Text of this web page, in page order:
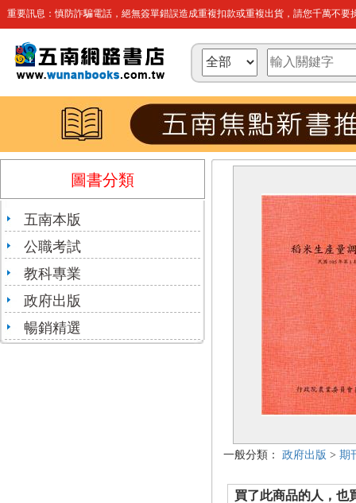
重要訊息：慎防詐騙電話，絕無簽單錯誤造成重複扣款或重複出貨，請您千萬不要
圖書分類
五南本版
公職考試
教科專業
政府出版
暢銷精選
一般分類： 政府出版 > 期
買了此商品的人，也